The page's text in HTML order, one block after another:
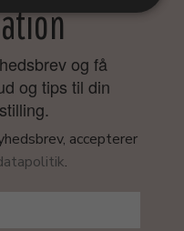
og få
og tips til din
accepterer
.